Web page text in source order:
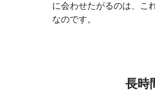
に会わせたがるのは、こ
なのです。
長時